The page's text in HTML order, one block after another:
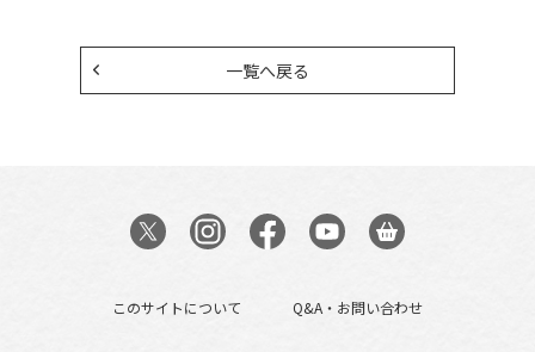
一覧へ戻る
このサイトについて Q&A・お問い合わせ